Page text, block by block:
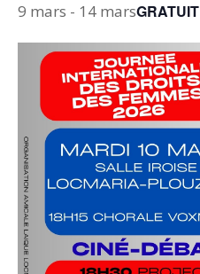
9 mars - 14 marsGRATUIT